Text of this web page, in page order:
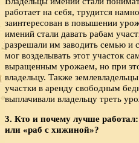
работает на себя, трудится
заинтересован в повышении
имений стали давать рабам
разрешали им заводить семью и
мог возделывать этот участок
выращенным урожаем, но при
владельцу. Также
участки в аренду свободным
выплачивали владельцу треть
3. Кто и почему лучше
или «раб с хижиной»?